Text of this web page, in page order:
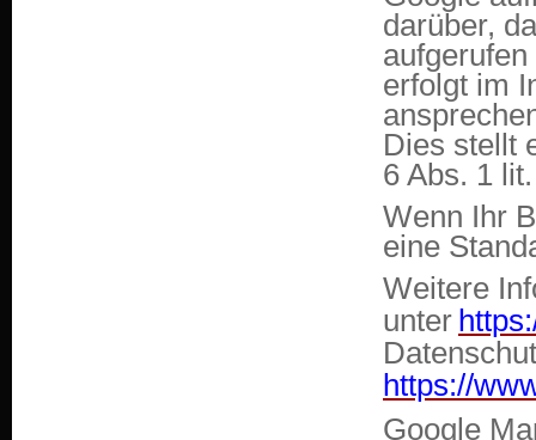
darüber,
erfolgt im
Dies stellt
6 Abs. 1
Wenn Ihr
eine
Weitere
unter
https://
Google